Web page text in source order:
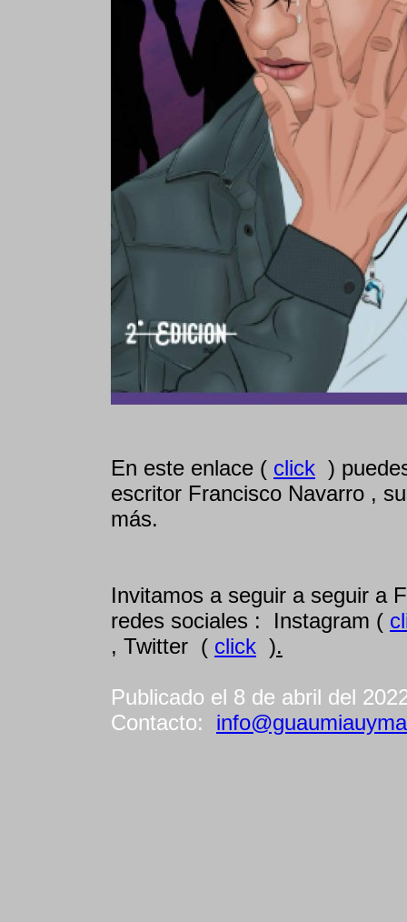
En este enlace ( click )
escritor Francisco Navarro ,
más.
Invitamos a seguir a seguir a
redes sociales : Instagram (
, Twitter ( click ).
Publicado el 8 de abril del
Contacto: